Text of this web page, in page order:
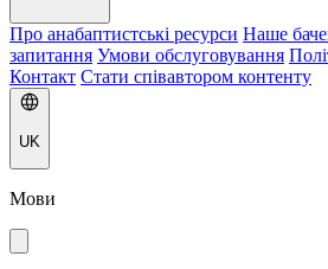
Про анабаптистські ресурси Наше
запитання Умови обслуговування
Контакт Стати співавтором контенту
UK
Мови